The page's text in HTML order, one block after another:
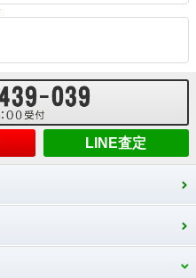
LINE査定